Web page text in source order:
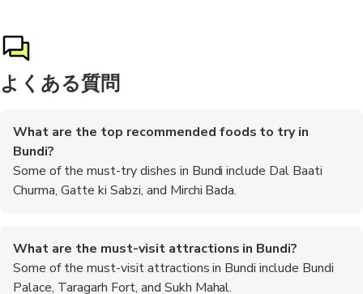
よくある質問
What are the top recommended foods to try in
Bundi?
Some of the must-try dishes in Bundi include Dal Baati
Churma, Gatte ki Sabzi, and Mirchi Bada.
What are the must-visit attractions in Bundi?
Some of the must-visit attractions in Bundi include Bundi
Palace, Taragarh Fort, and Sukh Mahal.